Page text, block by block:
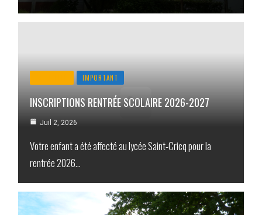
IMPORTANT
INSCRIPTIONS RENTRÉE SCOLAIRE 2026-2027
Juil 2, 2026
Votre enfant a été affecté au lycée Saint-Cricq pour la
rentrée 2026…